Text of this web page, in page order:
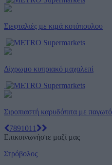
Σιεφταλιές με κιμά κοτόπουλου
Δίχρωμο κυπριακό μαχαλεπί
Σιροπιαστή καρυδόπιτα με παγωτό
7891011
Επικοινωνήστε μαζί μας
Στρόβολος